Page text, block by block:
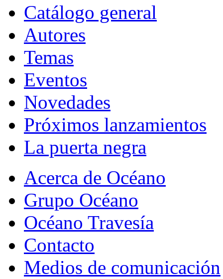
Catálogo general
Autores
Temas
Eventos
Novedades
Próximos lanzamientos
La puerta negra
Acerca de Océano
Grupo Océano
Océano Travesía
Contacto
Medios de comunicación